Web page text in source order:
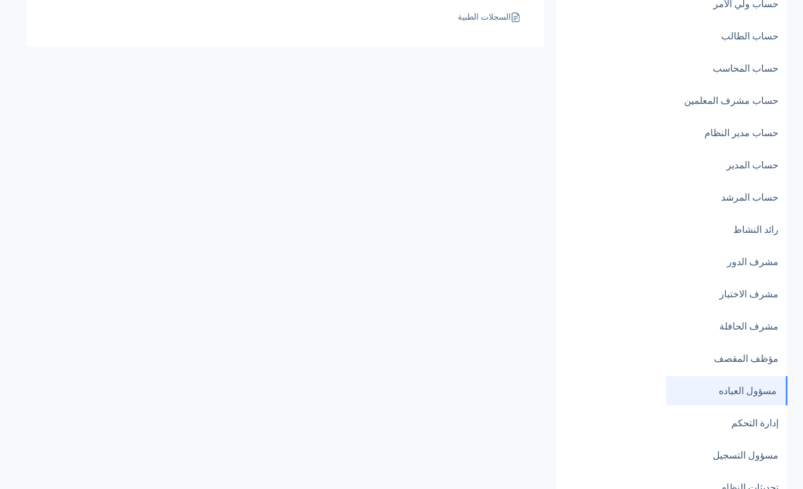
حساب ولي الأمر
حساب الطالب
حساب المحاسب
حساب مشرف المعلمين
حساب مدير النظام
حساب المدير
حساب المرشد
رائد النشاط
مشرف الدور
مشرف الاختبار
مشرف الحافلة
مؤظف المقصف
مسؤول العياده
إدارة التحكم
مسؤول التسجيل
السجلات الطبية